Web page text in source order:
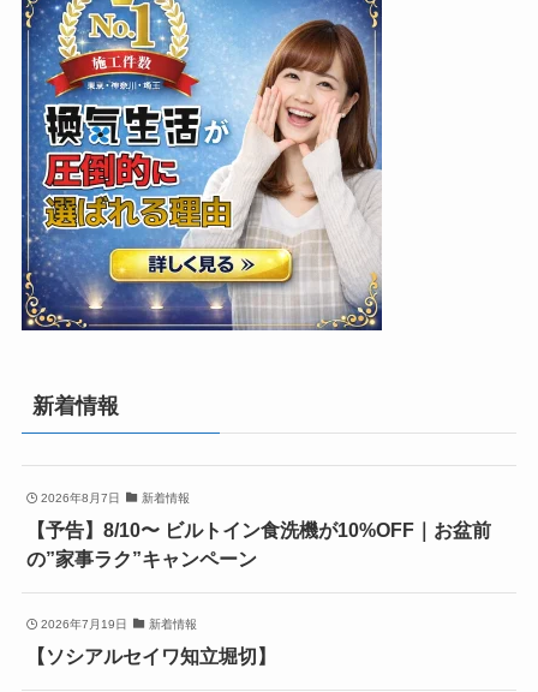
新着情報
2026年8月7日 新着情報
【予告】8/10〜 ビルトイン食洗機が10%OFF｜お盆前
の”家事ラク”キャンペーン
2026年7月19日 新着情報
【ソシアルセイワ知立堀切】